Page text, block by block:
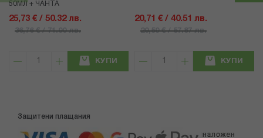
50МЛ + ЧАНТА
25,73 € / 50.32 лв.
36,76 € / 71.90 лв.
КУПИ
20,71 € / 40.51 лв.
29,59 € / 57.87 лв.
КУПИ
Защитени плащания